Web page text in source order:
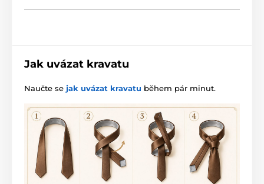
Jak uvázat kravatu
Naučte se jak uvázat kravatu během pár minut.